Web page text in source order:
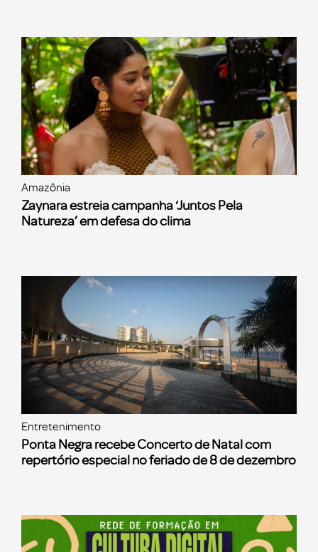
Amazônia
Zaynara estreia campanha ‘Juntos Pela
Natureza’ em defesa do clima
Entretenimento
Ponta Negra recebe Concerto de Natal com
repertório especial no feriado de 8 de dezembro